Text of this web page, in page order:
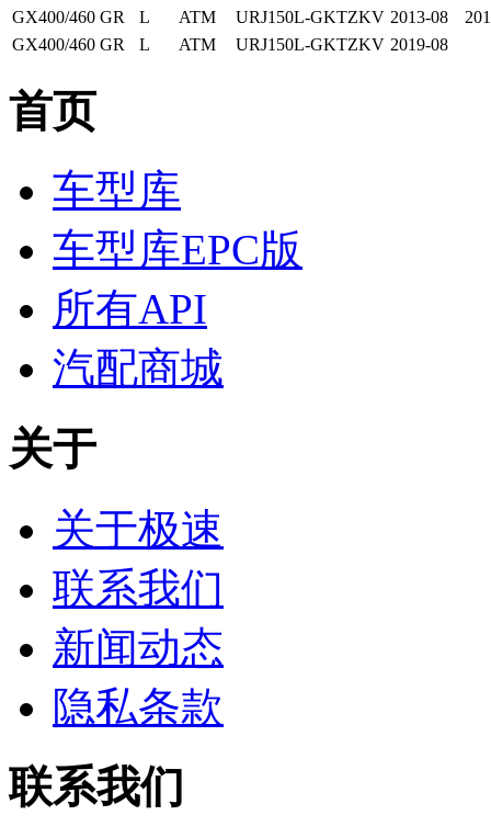
GX400/460 GR L ATM URJ150L-GKTZKV 2013-08
GX400/460 GR L ATM URJ150L-GKTZKV 2019-08
首页
车型库
车型库EPC版
所有API
汽配商城
关于
关于极速
联系我们
新闻动态
隐私条款
联系我们